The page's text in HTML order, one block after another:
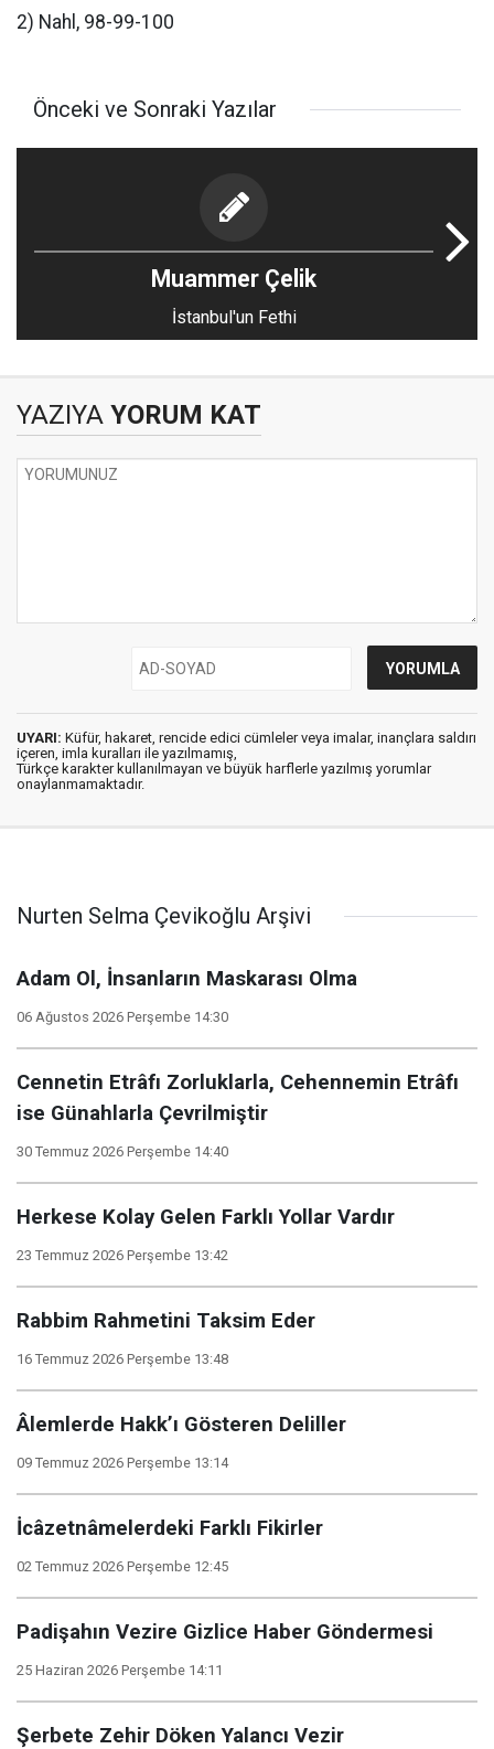
2) Nahl, 98-99-100
Önceki ve Sonraki Yazılar
Muammer Çelik
İstanbul'un Fethi
YAZIYA YORUM KAT
UYARI: Küfür, hakaret, rencide edici cümleler veya imalar, inançlara saldırı
içeren, imla kuralları ile yazılmamış,
Türkçe karakter kullanılmayan ve büyük harflerle yazılmış yorumlar
onaylanmamaktadır.
Nurten Selma Çevikoğlu Arşivi
Adam Ol, İnsanların Maskarası Olma
06 Ağustos 2026 Perşembe 14:30
Cennetin Etrâfı Zorluklarla, Cehennemin Etrâfı
ise Günahlarla Çevrilmiştir
30 Temmuz 2026 Perşembe 14:40
Herkese Kolay Gelen Farklı Yollar Vardır
23 Temmuz 2026 Perşembe 13:42
Rabbim Rahmetini Taksim Eder
16 Temmuz 2026 Perşembe 13:48
Âlemlerde Hakk’ı Gösteren Deliller
09 Temmuz 2026 Perşembe 13:14
İcâzetnâmelerdeki Farklı Fikirler
02 Temmuz 2026 Perşembe 12:45
Padişahın Vezire Gizlice Haber Göndermesi
25 Haziran 2026 Perşembe 14:11
Şerbete Zehir Döken Yalancı Vezir